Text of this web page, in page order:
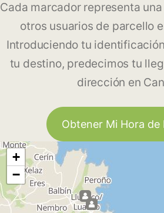
Cada marcador representa
otros usuarios de parcello
Introduciendo tu
tu destino, predecimos tu
dirección en
Obtener Mi Hora de
+
−